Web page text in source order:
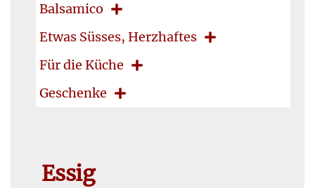
Balsamico
Etwas Süsses, Herzhaftes
Für die Küche
Geschenke
Essig